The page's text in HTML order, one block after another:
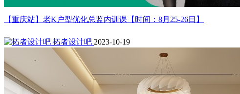
【重庆站】老K户型优化总监内训课【时间：8月25-26日】
拓者设计吧 2023-10-19